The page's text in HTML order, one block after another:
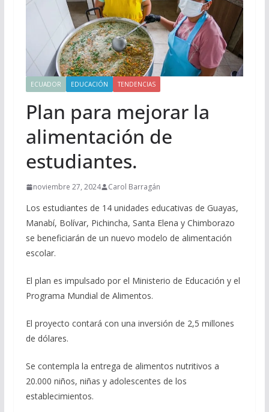
ECUADOR EDUCACIÓN TENDENCIAS
Plan para mejorar la
alimentación de
estudiantes.
noviembre 27, 2024 Carol Barragán
Los estudiantes de 14 unidades educativas de Guayas,
Manabí, Bolívar, Pichincha, Santa Elena y Chimborazo
se beneficiarán de un nuevo modelo de alimentación
escolar.
El plan es impulsado por el Ministerio de Educación y el
Programa Mundial de Alimentos.
El proyecto contará con una inversión de 2,5 millones
de dólares.
Se contempla la entrega de alimentos nutritivos a
20.000 niños, niñas y adolescentes de los
establecimientos.